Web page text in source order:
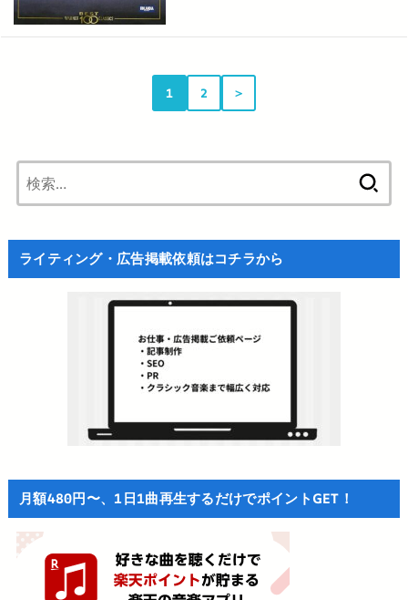
1 2 ＞
ライティング・広告掲載依頼はコチラから
月額480円〜、1日1曲再生するだけでポイントGET！